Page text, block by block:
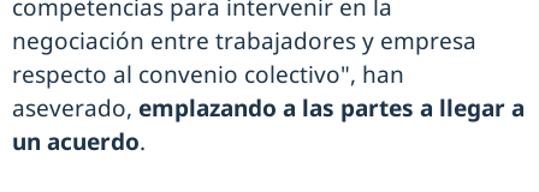
competencias para intervenir en la
negociación entre trabajadores y empresa
respecto al convenio colectivo", han
aseverado, emplazando a las partes a llegar a
un acuerdo.